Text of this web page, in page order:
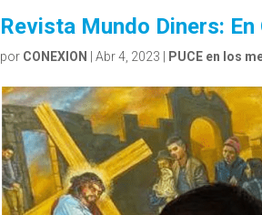
Revista Mundo Diners:
por CONEXION |Abr 4, 2023 PUCE en los